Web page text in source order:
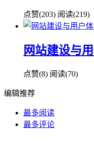
点赞(203) 阅读(219)
网站建设与
点赞(8) 阅读(70)
编辑推荐
最多阅读
最多评论